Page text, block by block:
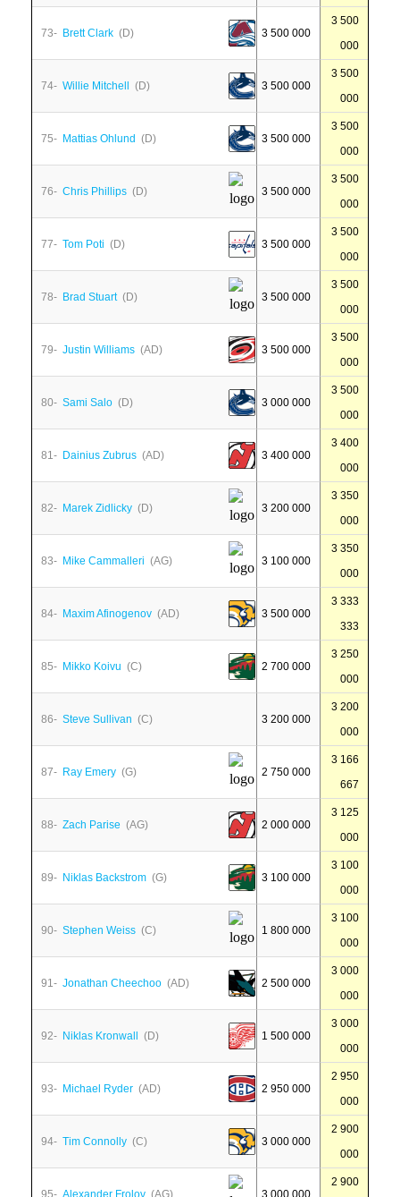
73- Brett Clark (D) 3 500 000
3 500
000
74- Willie Mitchell (D) 3 500 000
3 500
000
75- Mattias Ohlund (D) 3 500 000
3 500
000
76- Chris Phillips (D) 3 500 000
3 500
000
77- Tom Poti (D) 3 500 000
3 500
000
78- Brad Stuart(D) 3 500 000
3 500
000
79- Justin Williams (AD) 3 500 000
3 500
000
80- Sami Salo (D) 3 000 000
3 500
000
81- Dainius Zubrus (AD) 3 400 000
3 400
000
82- Marek Zidlicky (D) 3 200 000
3 350
000
83- Mike Cammalleri (AG) 3 100 000
3 350
000
84- Maxim Afinogenov (AD) 3 500 000
3 333
333
85- Mikko Koivu (C) 2 700 000
3 250
000
86- Steve Sullivan (C) 3 200 000
3 200
000
87- Ray Emery (G) 2 750 000
3 166
667
88- Zach Parise (AG) 2 000 000
3 125
000
89- Niklas Backstrom (G) 3 100 000
3 100
000
90- Stephen Weiss (C) 1 800 000
3 100
000
91- Jonathan Cheechoo (AD) 2 500 000
3 000
000
92- Niklas Kronwall (D) 1 500 000
3 000
000
93- Michael Ryder (AD) 2 950 000
2 950
000
94- Tim Connolly (C) 3 000 000
2 900
000
95- Alexander Frolov (AG) 3 000 000
2 900